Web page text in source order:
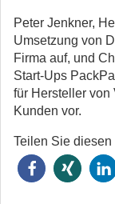
Peter Jenkner,
Umsetzung von
Firma auf, und
Start-Ups
für Hersteller von
Kunden vor.
Teilen Sie diesen